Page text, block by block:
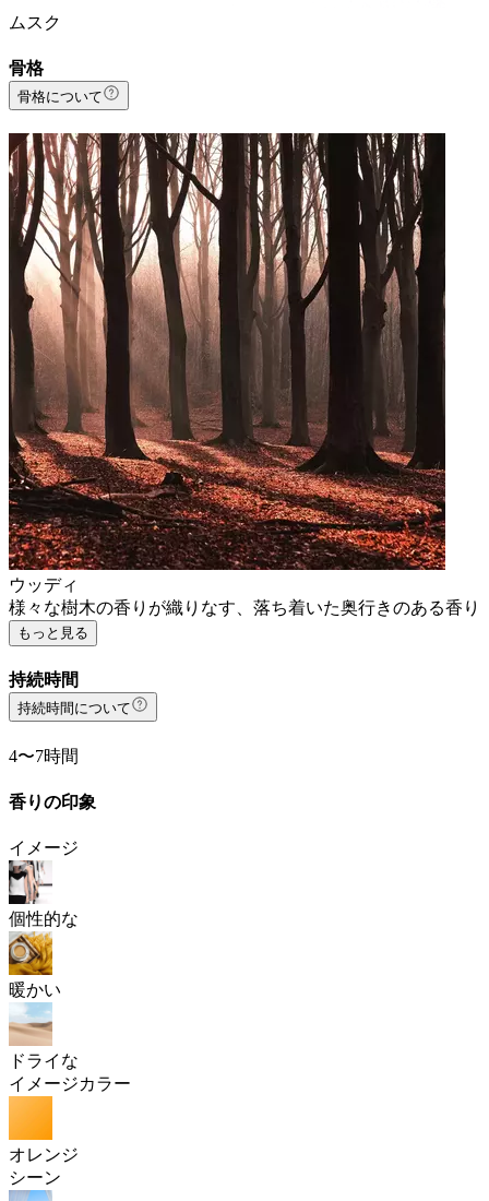
ムスク
骨格
骨格について
ウッディ
様々な樹木の香りが織りなす、落ち着いた奥行きのある香り
もっと見る
持続時間
持続時間について
4〜7時間
香りの印象
イメージ
個性的な
暖かい
ドライな
イメージカラー
オレンジ
シーン